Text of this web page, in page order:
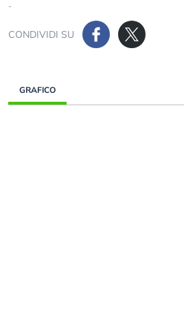
-
CONDIVIDI SU
GRAFICO